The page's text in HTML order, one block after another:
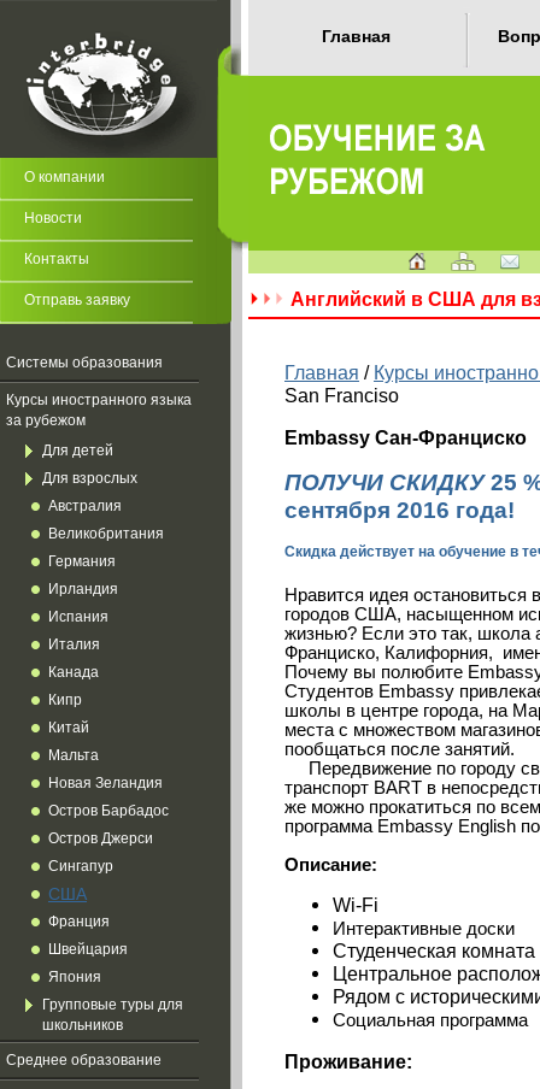
О компании
Новости
Контакты
Отправь заявку
Системы образования
Курсы иностранного языка
за рубежом
Для детей
Для взрослых
Австралия
Великобритания
Германия
Ирландия
Испания
Италия
Канада
Кипр
Китай
Мальта
Новая Зеландия
Остров Барбадос
Остров Джерси
Сингапур
США
Франция
Швейцария
Япония
Групповые туры для
школьников
Среднее образование
Главная
Английский в США для
Главная / Курсы
San Franciso
Embassy Сан-Франциско
ПОЛУЧИ СКИДКУ25
сентября 2016 года!
Скидка действует на обучение в
Нравится идея остановиться
городов США, насыщенном
жизнью? Если это так, школа
Франциско, Калифорния,
Почему вы полюбите
Студентов Embassy
школы в центре города, на
места с множеством
пообщаться после занятий.
Передвижение по городу
транспорт BART в
же можно прокатиться по
программа Embassy English
Описание:
Wi-Fi
Интерактивные доски
Студенческая
Центральное
Рядом с
Социальная программа
Проживание: